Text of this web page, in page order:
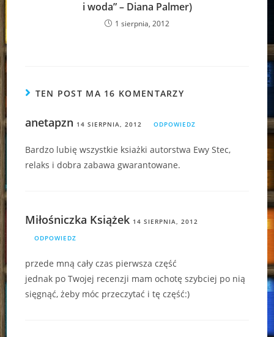
i woda” – Diana Palmer)
1 sierpnia, 2012
TEN POST MA 16 KOMENTARZY
anetapzn 14 SIERPNIA, 2012 ODPOWIEDZ
Bardzo lubię wszystkie ksiażki autorstwa Ewy Stec,
relaks i dobra zabawa gwarantowane.
Miłośniczka Książek 14 SIERPNIA, 2012
ODPOWIEDZ
przede mną cały czas pierwsza część
jednak po Twojej recenzji mam ochotę szybciej po nią
sięgnąć, żeby móc przeczytać i tę część:)